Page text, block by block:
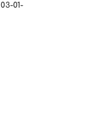
03-01-